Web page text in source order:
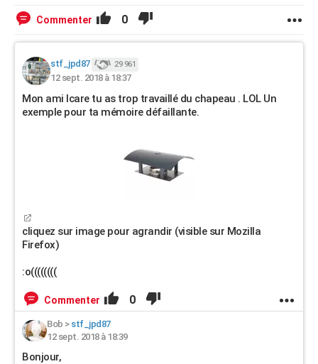
Commenter 0
stf_jpd87 29 961
12 sept. 2018 à 18:37
Mon ami Icare tu as trop travaillé du chapeau . LOL Un
exemple pour ta mémoire défaillante.
cliquez sur image pour agrandir (visible sur Mozilla
Firefox)
:o((((((((
Commenter 0
Bob > stf_jpd87
12 sept. 2018 à 18:39
Bonjour,